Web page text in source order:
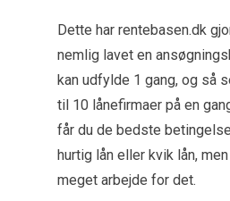
Dette har rentebasen.dk
nemlig lavet en
kan udfylde 1 gang, og så
til 10 lånefirmaer på en
får du de bedste
hurtig lån eller kvik lån,
meget arbejde for det.